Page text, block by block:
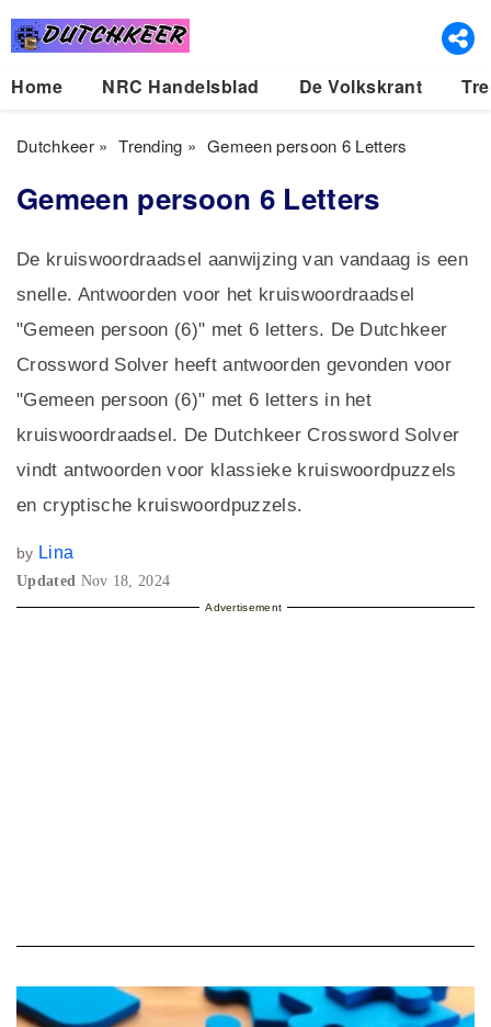
Home NRC Handelsblad De Volkskrant
Dutchkeer» Trending » Gemeen persoon 6 Letters
Gemeen persoon 6 Letters
De kruiswoordraadsel aanwijzing van vandaag is een
snelle. Antwoorden voor het kruiswoordraadsel
"Gemeen persoon (6)" met 6 letters. De Dutchkeer
Crossword Solver heeft antwoorden gevonden voor
"Gemeen persoon (6)" met 6 letters in het
kruiswoordraadsel. De Dutchkeer Crossword Solver
vindt antwoorden voor klassieke kruiswoordpuzzels
en cryptische kruiswoordpuzzels.
by Lina
Updated Nov 18, 2024
Advertisement